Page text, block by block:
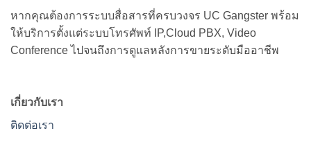
หากคุณต้องการระบบสื่อสารที่ครบวงจร UC Gangster พร้อม
ให้บริการตั้งแต่ระบบโทรศัพท์ IP,Cloud PBX, Video
Conference ไปจนถึงการดูแลหลังการขายระดับมืออาชีพ
เกี่ยวกับเรา
ติดต่อเรา